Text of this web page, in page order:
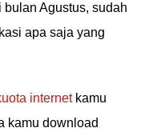
Agustus, sudah
apa saja yang
internetkamu
kamu download